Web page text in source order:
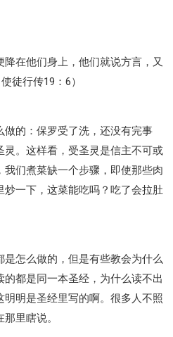
在他们身上，他们就说方言，又
徒行传19：6）
做的：保罗受了洗，还没有完事
灵。这样看，受圣灵是信主不可或
们煮菜缺一个步骤，即使那些肉
一下，这菜能吃吗？吃了会拉肚
怎么做的，但是有些教会为什么
都是同一本圣经，为什么读不出
明是圣经里写的啊。很多人不照
里瞎说。